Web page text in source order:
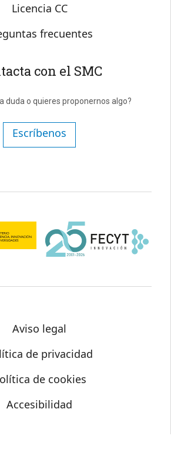
Licencia CC
frecuentes
con el SMC
duda o quieres proponernos algo?
Escríbenos
Aviso legal
de privacidad
de cookies
Accesibilidad